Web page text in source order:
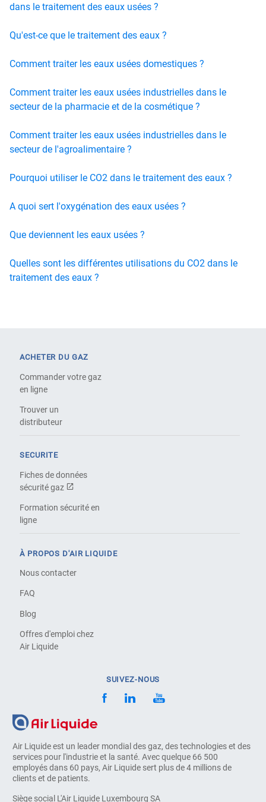
dans le traitement des eaux usées ?
Qu'est-ce que le traitement des eaux ?
Comment traiter les eaux usées domestiques ?
Comment traiter les eaux usées industrielles dans le
secteur de la pharmacie et de la cosmétique ?
Comment traiter les eaux usées industrielles dans le
secteur de l'agroalimentaire ?
Pourquoi utiliser le CO2 dans le traitement des eaux ?
A quoi sert l'oxygénation des eaux usées ?
Que deviennent les eaux usées ?
Quelles sont les différentes utilisations du CO2 dans le
traitement des eaux ?
Air Liquide est un leader mondial des gaz, des technologies et des
services pour l'industrie et la santé. Avec quelque 66 500
employés dans 60 pays, Air Liquide sert plus de 4 millions de
clients et de patients.
Siège social L'Air Liquide Luxembourg SA
ACHETER DU GAZ
Commander votre gaz
en ligne
Trouver un
distributeur
SECURITE
Fiches de données
sécurité gaz
Formation sécurité en
ligne
À PROPOS D'AIR LIQUIDE
Nous contacter
FAQ
Blog
Offres d'emploi chez
Air Liquide
SUIVEZ-NOUS